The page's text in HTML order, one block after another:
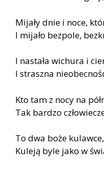
Mijały dnie i noce,
I mijało bezpole,
I nastała wichura i
I straszna
Kto tam z nocy na
Tak bardzo
To dwa boże
Kuleją byle jako w